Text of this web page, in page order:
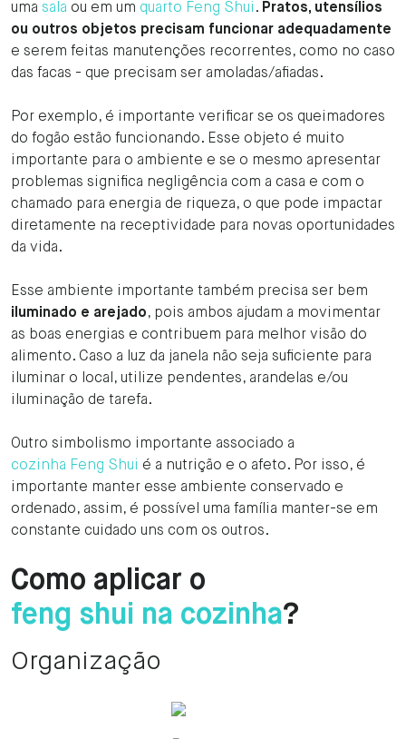
uma sala ou em um quarto Feng Shui . Pratos, utensílios
ou outros objetos precisam funcionar adequadamente
e serem feitas manutenções recorrentes, como no caso
das facas - que precisam ser amoladas/afiadas.
Por exemplo, é importante verificar se os queimadores
do fogão estão funcionando. Esse objeto é muito
importante para o ambiente e se o mesmo apresentar
problemas significa negligência com a casa e com o
chamado para energia de riqueza, o que pode impactar
diretamente na receptividade para novas oportunidades
da vida.
Esse ambiente importante também precisa ser bem
iluminado e arejado, pois ambos ajudam a movimentar
as boas energias e contribuem para melhor visão do
alimento. Caso a luz da janela não seja suficiente para
iluminar o local, utilize pendentes, arandelas e/ou
iluminação de tarefa.
Outro simbolismo importante associado a
cozinha Feng Shui é a nutrição e o afeto. Por isso, é
importante manter esse ambiente conservado e
ordenado, assim, é possível uma família manter-se em
constante cuidado uns com os outros.
Como aplicar o
feng shui na cozinha?
Organização